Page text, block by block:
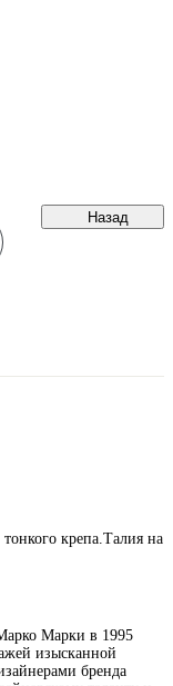
Назад
крепа.Талия на
Марки в 1995
изысканной
бренда